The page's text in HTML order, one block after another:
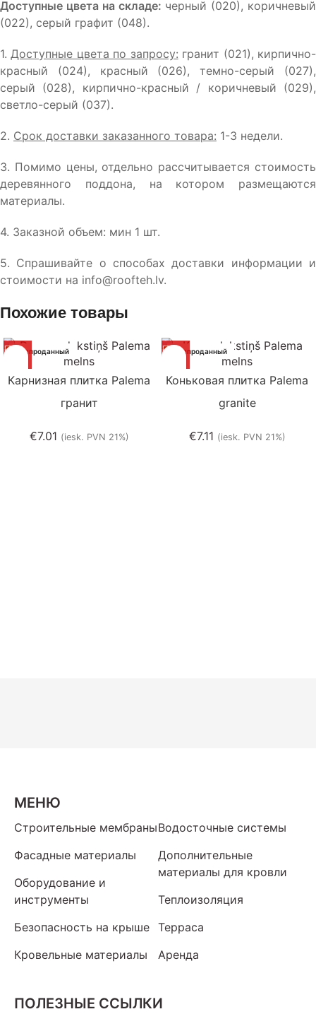
Доступные цвета на складе: черный (020), коричневый
(022), серый графит (048).
1. Доступные цвета по запросу: гранит (021), кирпично-
красный (024), красный (026), темно-серый (027),
серый (028), кирпично-красный / коричневый (029),
светло-серый (037).
2. Срок доставки заказанного товара: 1-3 недели.
3. Помимо цены, отдельно рассчитывается стоимость
деревянного поддона, на котором размещаются
материалы.
4. Заказной объем: мин 1 шт.
5. Спрашивайте о способах доставки информации и
стоимости на info@roofteh.lv.
Похожие товары
Распроданный
Карнизная плитка Palema
гранит
€7.01 (iesk. PVN 21%)
Распроданный
Коньковая плитка Palema
granite
€7.11 (iesk. PVN 21%)
МЕНЮ
Строительные мембраны
Фасадные материалы
Оборудование и
инструменты
Безопасность на крыше
Кровельные материалы
Водосточные системы
Дополнительные
материалы для кровли
Теплоизоляция
Терраса
Аренда
ПОЛЕЗНЫЕ ССЫЛКИ